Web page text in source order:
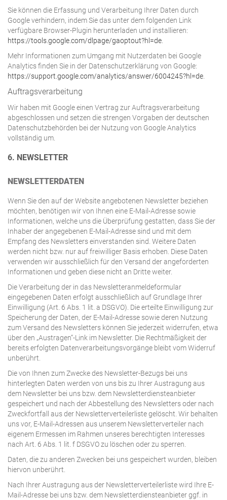
Sie können die Erfassung und Verarbeitung Ihrer Daten durch
Google verhindern, indem Sie das unter dem folgenden Link
verfügbare Browser-Plugin herunterladen und installieren:
https://tools.google.com/dlpage/gaoptout?hl=de
Mehr Informationen zum Umgang mit Nutzerdaten bei Google
Analytics finden Sie in der Datenschutzerklärung von Google:
https://support.google.com/analytics/answer/6004245?hl=de
Auftragsverarbeitung
Wir haben mit Google einen Vertrag zur Auftragsverarbeitung
abgeschlossen und setzen die strengen Vorgaben der deutschen
Datenschutzbehörden bei der Nutzung von Google Analytics
vollständig um.
6. NEWSLETTER
NEWSLETTER­DATEN
Wenn Sie den auf der Website angebotenen Newsletter beziehen
möchten, benötigen wir von Ihnen eine E-Mail-Adresse sowie
Informationen, welche uns die Überprüfung gestatten, dass Sie der
Inhaber der angegebenen E-Mail-Adresse sind und mit dem
Empfang des Newsletters einverstanden sind. Weitere Daten
werden nicht bzw. nur auf freiwilliger Basis erhoben. Diese Daten
verwenden wir ausschließlich für den Versand der angeforderten
Informationen und geben diese nicht an Dritte weiter.
Die Verarbeitung der in das Newsletteranmeldeformular
eingegebenen Daten erfolgt ausschließlich auf Grundlage Ihrer
Einwilligung (Art. 6 Abs. 1 lit. a DSGVO). Die erteilte Einwilligung zur
Speicherung der Daten, der E-Mail-Adresse sowie deren Nutzung
zum Versand des Newsletters können Sie jederzeit widerrufen, etwa
über den „Austragen“-Link im Newsletter. Die Rechtmäßigkeit der
bereits erfolgten Datenverarbeitungsvorgänge bleibt vom Widerruf
unberührt.
Die von Ihnen zum Zwecke des Newsletter-Bezugs bei uns
hinterlegten Daten werden von uns bis zu Ihrer Austragung aus
dem Newsletter bei uns bzw. dem Newsletterdiensteanbieter
gespeichert und nach der Abbestellung des Newsletters oder nach
Zweckfortfall aus der Newsletterverteilerliste gelöscht. Wir behalten
uns vor, E-Mail-Adressen aus unserem Newsletterverteiler nach
eigenem Ermessen im Rahmen unseres berechtigten Interesses
nach Art. 6 Abs. 1 lit. f DSGVO zu löschen oder zu sperren.
Daten, die zu anderen Zwecken bei uns gespeichert wurden, bleiben
hiervon unberührt.
Nach Ihrer Austragung aus der Newsletterverteilerliste wird Ihre E-
Mail-Adresse bei uns bzw. dem Newsletterdiensteanbieter ggf. in